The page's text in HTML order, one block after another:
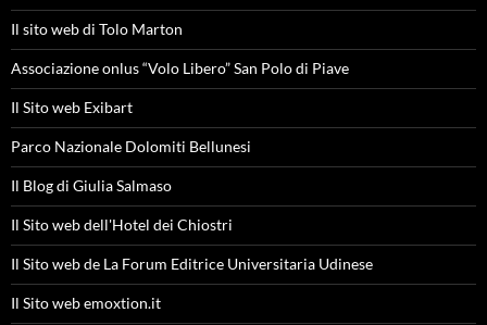
Il sito web di Tolo Marton
Associazione onlus “Volo Libero” San Polo di Piave
Il Sito web Exibart
Parco Nazionale Dolomiti Bellunesi
Il Blog di Giulia Salmaso
Il Sito web dell'Hotel dei Chiostri
Il Sito web de La Forum Editrice Universitaria Udinese
Il Sito web emoxtion.it